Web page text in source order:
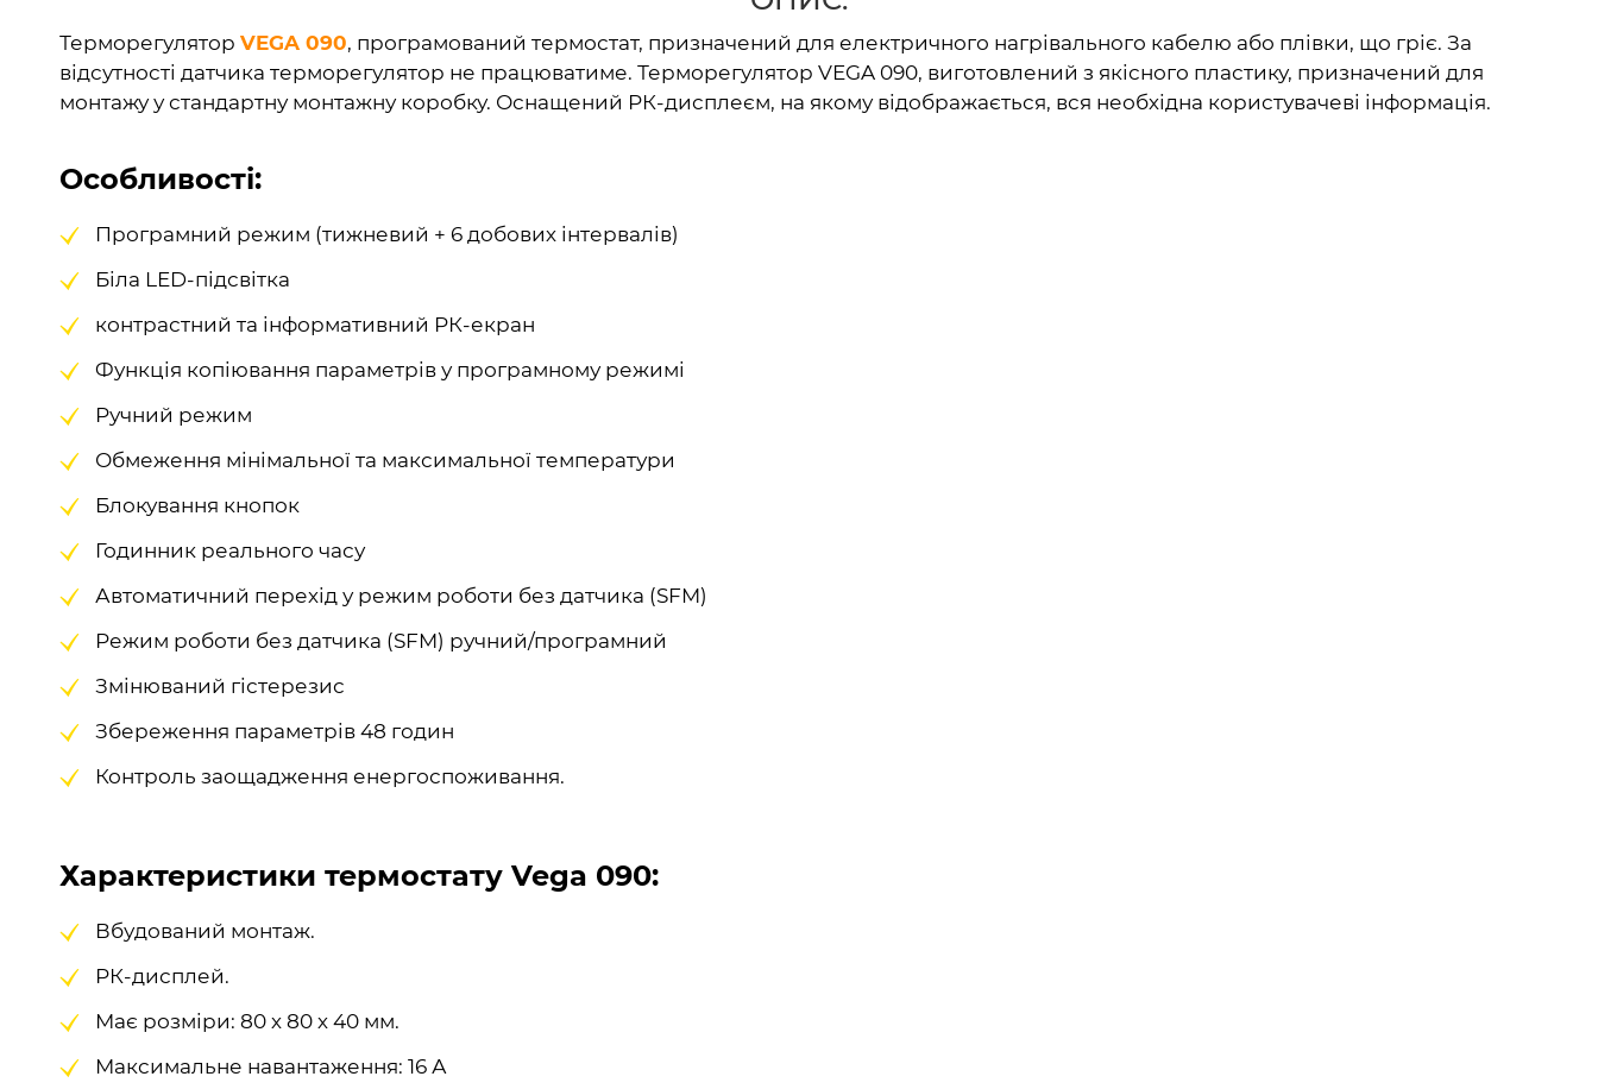
Терморегулятор VEGA 090, програмований термостат, призначений для електричного нагрівального кабелю або плівки, що гріє. За
відсутності датчика терморегулятор не працюватиме. Терморегулятор VEGA 090, виготовлений з якісного пластику, призначений для
монтажу у стандартну монтажну коробку. Оснащений РК-дисплеєм, на якому відображається, вся необхідна користувачеві інформація.
Особливості:
Програмний режим (тижневий + 6 добових інтервалів)
Біла LED-підсвітка
контрастний та інформативний РК-екран
Функція копіювання параметрів у програмному режимі
Ручний режим
Обмеження мінімальної та максимальної температури
Блокування кнопок
Годинник реального часу
Автоматичний перехід у режим роботи без датчика (SFM)
Режим роботи без датчика (SFM) ручний/програмний
Змінюваний гістерезис
Збереження параметрів 48 годин
Контроль заощадження енергоспоживання.
Характеристики термостату Vega 090:
Вбудований монтаж.
РК-дисплей.
Має розміри: 80 х 80 х 40 мм.
Максимальне навантаження: 16 А